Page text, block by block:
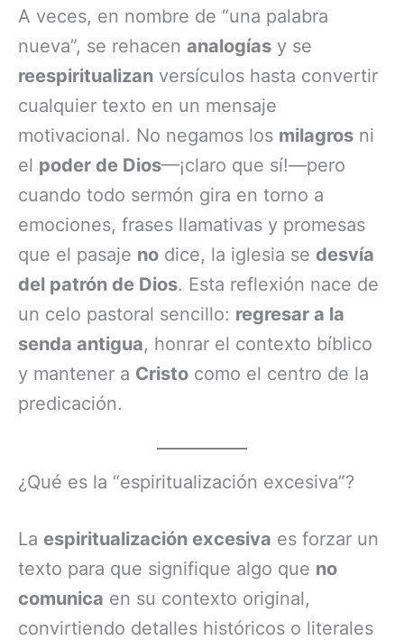
A veces, en nombre de “una palabra
nueva”, se rehacen analogías y se
reespiritualizan versículos hasta convertir
cualquier texto en un mensaje
motivacional. No negamos los milagros ni
el poder de Dios—¡claro que sí!—pero
cuando todo sermón gira en torno a
emociones, frases llamativas y promesas
que el pasaje no dice, la iglesia se desvía
del patrón de Dios. Esta reflexión nace de
un celo pastoral sencillo: regresar a la
senda antigua, honrar el contexto bíblico
y mantener a Cristo como el centro de la
predicación.
¿Qué es la “espiritualización excesiva”?
La espiritualización excesiva es forzar un
texto para que signifique algo que no
comunica en su contexto original,
convirtiendo detalles históricos o literales